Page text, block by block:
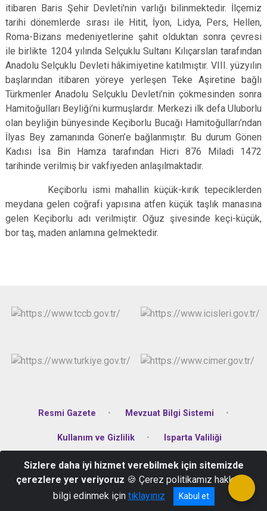
itibaren Baris Şehir Devleti'nin varlığı bilinmektedir. İlçemiz
tarihi dönemlerde sırası ile Hitit, İyon, Lidya, Pers, Hellen,
Roma-Bizans medeniyetlerine şahit olduktan sonra çevresi
ile birlikte 1204 yılında Selçuklu Sultanı Kılıçarslan tarafından
Anadolu Selçuklu Devleti hâkimiyetine katılmıştır. VIII. yüzyılın
başlarından itibaren yöreye yerleşen Teke Aşiretine bağlı
Türkmenler Anadolu Selçuklu Devleti’nin çökmesinden sonra
Hamitoğulları Beyliği’ni kurmuşlardır. Merkezi ilk defa Uluborlu
olan beyliğin bünyesinde Keçiborlu Bucağı Hamitoğulları’ndan
İlyas Bey zamanında Gönen’e bağlanmıştır. Bu durum Gönen
Kadısı İsa Bin Hamza tarafından Hicri 876 Miladi 1472
tarihinde verilmiş bir vakfiyeden anlaşılmaktadır.
Keçiborlu ismi mahallin küçük-kırık tepeciklerden
meydana gelen coğrafi yapısına atfen küçük taşlık manasına
gelen Keçiborlu adı verilmiştir. Oğuz şivesinde keçi-küçük,
bor taş, maden anlamına gelmektedir.
Resmi Gazete Mevzuat Bilgi Sistemi
Kullanım ve Gizlilik Isparta Valiliği
Hasanbey Mahallesi Çaldıran2 Sokak No:11 Keçiborlu/Isparta
0246 541 40 06
Sizlere daha iyi hizmet verebilmek için sitemizde
çerezlere yer veriyoruz 🍪 Çerez politikamız hakkında
bilgi edinmek için tıklayınız Kabul et